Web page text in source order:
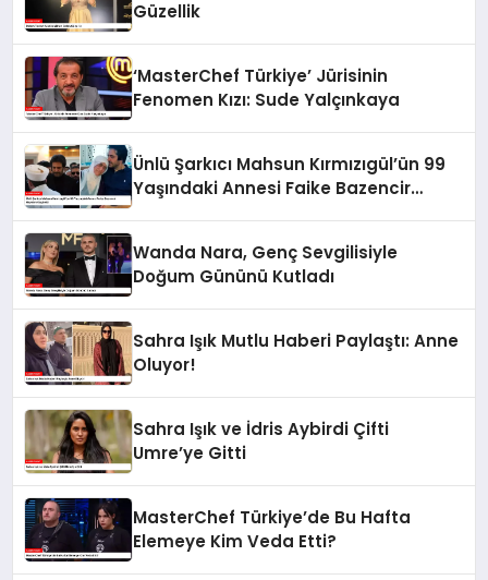
Güzellik
‘MasterChef Türkiye’ Jürisinin
Fenomen Kızı: Sude Yalçınkaya
Ünlü Şarkıcı Mahsun Kırmızıgül’ün 99
Yaşındaki Annesi Faike Bazencir
Wanda Nara, Genç Sevgilisiyle
Doğum Gününü Kutladı
Sahra Işık Mutlu Haberi Paylaştı: Anne
Oluyor!
Sahra Işık ve İdris Aybirdi Çifti
Umre’ye Gitti
MasterChef Türkiye’de Bu Hafta
Elemeye Kim Veda Etti?